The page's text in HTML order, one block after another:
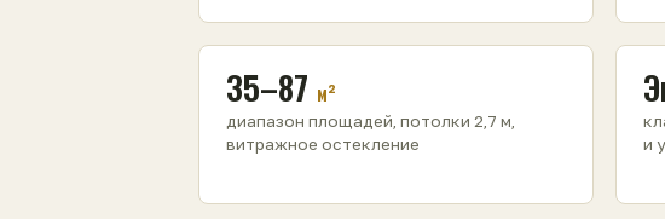
35–87 м²
диапазон площадей, потолки 2,7 м,
витражное остекление
и